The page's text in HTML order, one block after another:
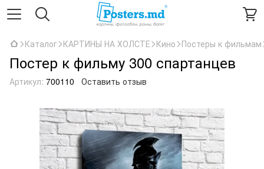
Каталог КАРТИНЫ НА ХОЛСТЕ Кино Постеры к фильмам
Постер к фильму 300 спартанцев
Артикул: 700110 Оставить отзыв